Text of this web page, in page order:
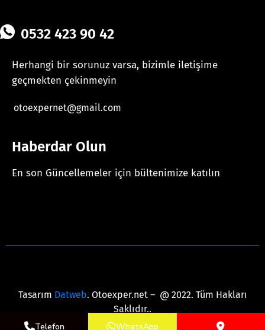
0532 423 90 42
Herhangi bir sorunuz varsa, bizimle iletişime
geçmekten çekinmeyin
otoexpernet@gmail.com
Haberdar Olun
En son Güncellemeler için bültenimize katılın
Tasarım Datweb. Otoexper.net – @ 2022. Tüm Hakları
Saklıdır..
Telefon
WhatsApp